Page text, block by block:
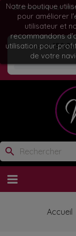
Bienvenue sur
Ajoutez150,00
search
Notre boutique
pour améliorer
utilisateur et
recommandons
utilisation pour
de votre
Accueil